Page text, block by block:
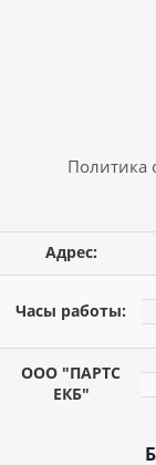
Политика
Адрес:
Часы работы:
ООО "ПАРТС
ЕКБ"